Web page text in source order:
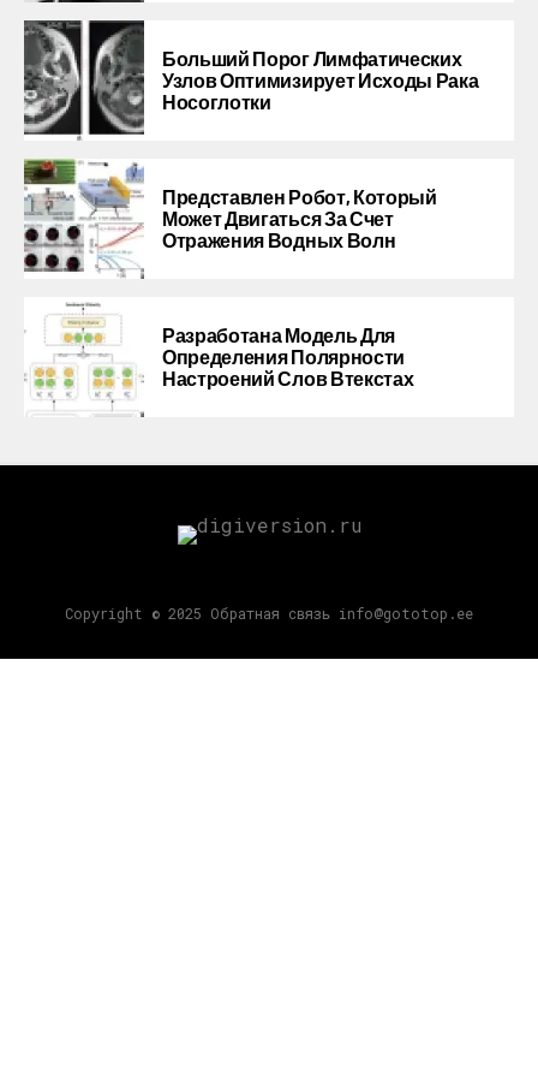
Больший Порог Лимфатических
Узлов Оптимизирует Исходы Рака
Носоглотки
Представлен Робот, Который
Может Двигаться За Счет
Отражения Водных Волн
Разработана Модель Для
Определения Полярности
Настроений Слов Втекстах
Copyright © 2025 Обратная связь info@gototop.ee